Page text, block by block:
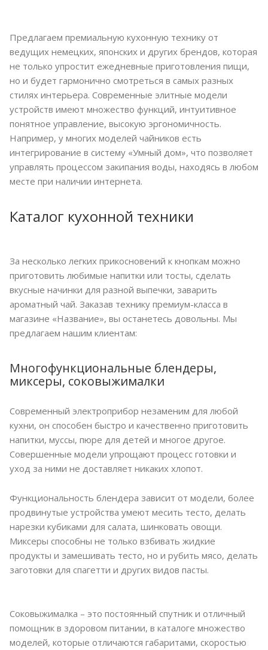
Предлагаем премиальную кухонную технику от
ведущих немецких, японских и других брендов, которая
не только упростит ежедневные приготовления пищи,
но и будет гармонично смотреться в самых разных
стилях интерьера. Современные элитные модели
устройств имеют множество функций, интуитивное
понятное управление, высокую эргономичность.
Например, у многих моделей чайников есть
интегрирование в систему «Умный дом», что позволяет
управлять процессом закипания воды, находясь в любом
месте при наличии интернета.
Каталог кухонной техники
За несколько легких прикосновений к кнопкам можно
приготовить любимые напитки или тосты, сделать
вкусные начинки для разной выпечки, заварить
ароматный чай. Заказав технику премиум-класса в
магазине «Название», вы останетесь довольны. Мы
предлагаем нашим клиентам:
Многофункциональные блендеры,
миксеры, соковыжималки
Современный электроприбор незаменим для любой
кухни, он способен быстро и качественно приготовить
напитки, муссы, пюре для детей и многое другое.
Совершенные модели упрощают процесс готовки и
уход за ними не доставляет никаких хлопот.
Функциональность блендера зависит от модели, более
продвинутые устройства умеют месить тесто, делать
нарезки кубиками для салата, шинковать овощи.
Миксеры способны не только взбивать жидкие
продукты и замешивать тесто, но и рубить мясо, делать
заготовки для спагетти и других видов пасты.
Соковыжималка – это постоянный спутник и отличный
помощник в здоровом питании, в каталоге множество
моделей, которые отличаются габаритами, скоростью